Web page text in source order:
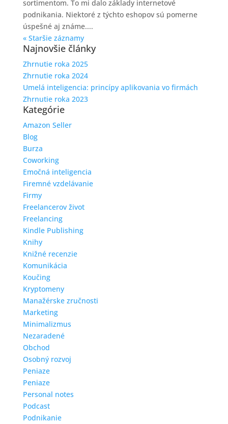
sortimentom. To mi dalo základy internetové
podnikania. Niektoré z týchto eshopov sú pomerne
úspešné aj známe....
« Staršie záznamy
Najnovšie články
Zhrnutie roka 2025
Zhrnutie roka 2024
Umelá inteligencia: princípy aplikovania vo firmách
Zhrnutie roka 2023
Kategórie
Amazon Seller
Blog
Burza
Coworking
Emočná inteligencia
Firemné vzdelávanie
Firmy
Freelancerov život
Freelancing
Kindle Publishing
Knihy
Knižné recenzie
Komunikácia
Koučing
Kryptomeny
Manažérske zručnosti
Marketing
Minimalizmus
Nezaradené
Obchod
Osobný rozvoj
Peniaze
Peniaze
Personal notes
Podcast
Podnikanie